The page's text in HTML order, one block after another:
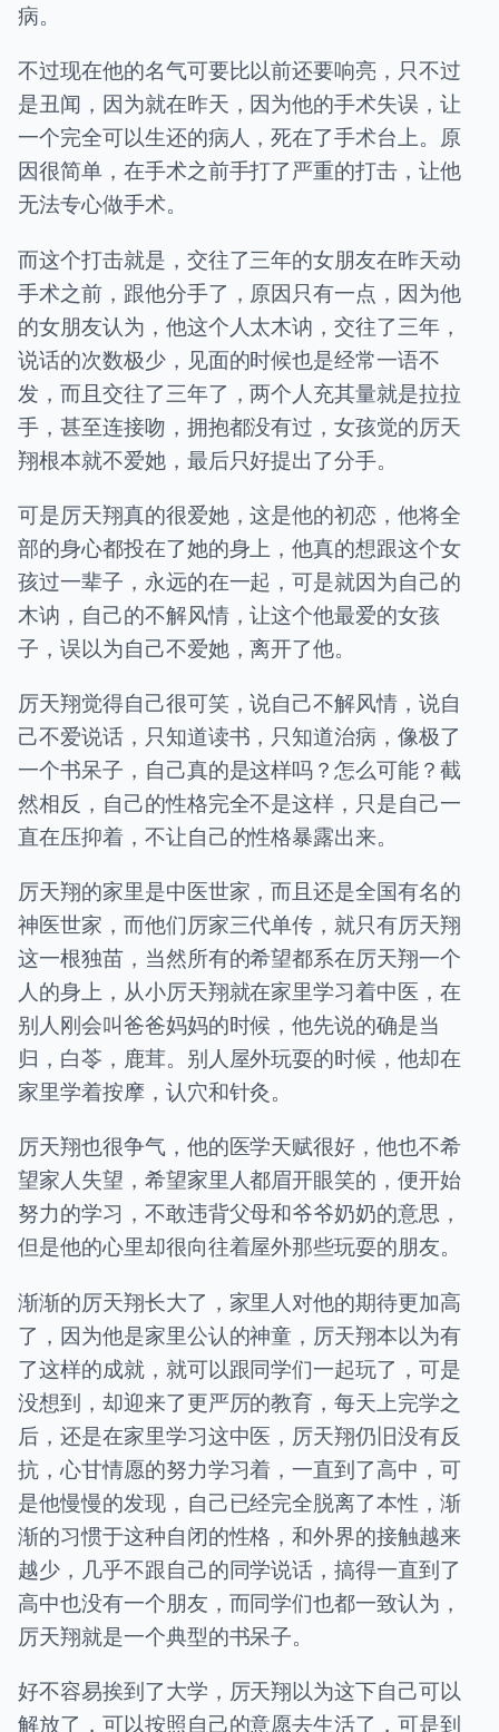
病。
不过现在他的名气可要比以前还要响亮，只不过
是丑闻，因为就在昨天，因为他的手术失误，让
一个完全可以生还的病人，死在了手术台上。原
因很简单，在手术之前手打了严重的打击，让他
无法专心做手术。
而这个打击就是，交往了三年的女朋友在昨天动
手术之前，跟他分手了，原因只有一点，因为他
的女朋友认为，他这个人太木讷，交往了三年，
说话的次数极少，见面的时候也是经常一语不
发，而且交往了三年了，两个人充其量就是拉拉
手，甚至连接吻，拥抱都没有过，女孩觉的厉天
翔根本就不爱她，最后只好提出了分手。
可是厉天翔真的很爱她，这是他的初恋，他将全
部的身心都投在了她的身上，他真的想跟这个女
孩过一辈子，永远的在一起，可是就因为自己的
木讷，自己的不解风情，让这个他最爱的女孩
子，误以为自己不爱她，离开了他。
厉天翔觉得自己很可笑，说自己不解风情，说自
己不爱说话，只知道读书，只知道治病，像极了
一个书呆子，自己真的是这样吗？怎么可能？截
然相反，自己的性格完全不是这样，只是自己一
直在压抑着，不让自己的性格暴露出来。
厉天翔的家里是中医世家，而且还是全国有名的
神医世家，而他们厉家三代单传，就只有厉天翔
这一根独苗，当然所有的希望都系在厉天翔一个
人的身上，从小厉天翔就在家里学习着中医，在
别人刚会叫爸爸妈妈的时候，他先说的确是当
归，白苓，鹿茸。别人屋外玩耍的时候，他却在
家里学着按摩，认穴和针灸。
厉天翔也很争气，他的医学天赋很好，他也不希
望家人失望，希望家里人都眉开眼笑的，便开始
努力的学习，不敢违背父母和爷爷奶奶的意思，
但是他的心里却很向往着屋外那些玩耍的朋友。
渐渐的厉天翔长大了，家里人对他的期待更加高
了，因为他是家里公认的神童，厉天翔本以为有
了这样的成就，就可以跟同学们一起玩了，可是
没想到，却迎来了更严厉的教育，每天上完学之
后，还是在家里学习这中医，厉天翔仍旧没有反
抗，心甘情愿的努力学习着，一直到了高中，可
是他慢慢的发现，自己已经完全脱离了本性，渐
渐的习惯于这种自闭的性格，和外界的接触越来
越少，几乎不跟自己的同学说话，搞得一直到了
高中也没有一个朋友，而同学们也都一致认为，
厉天翔就是一个典型的书呆子。
好不容易挨到了大学，厉天翔以为这下自己可以
解放了，可以按照自己的意愿去生活了，可是到